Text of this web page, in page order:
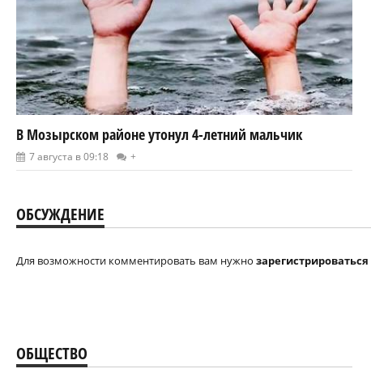
В Мозырском районе утонул 4-летний мальчик
7 августа в 09:18 +
ОБСУЖДЕНИЕ
Для возможности комментировать вам нужно зарегистрироваться
ОБЩЕСТВО